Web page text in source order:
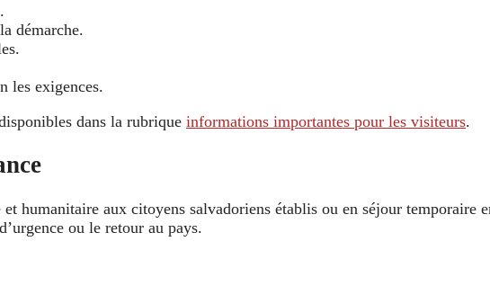
démarche.
les exigences.
dans la rubrique informations importantes pour les visiteurs.
humanitaire aux citoyens salvadoriens établis ou en séjour temporaire
ou le retour au pays.